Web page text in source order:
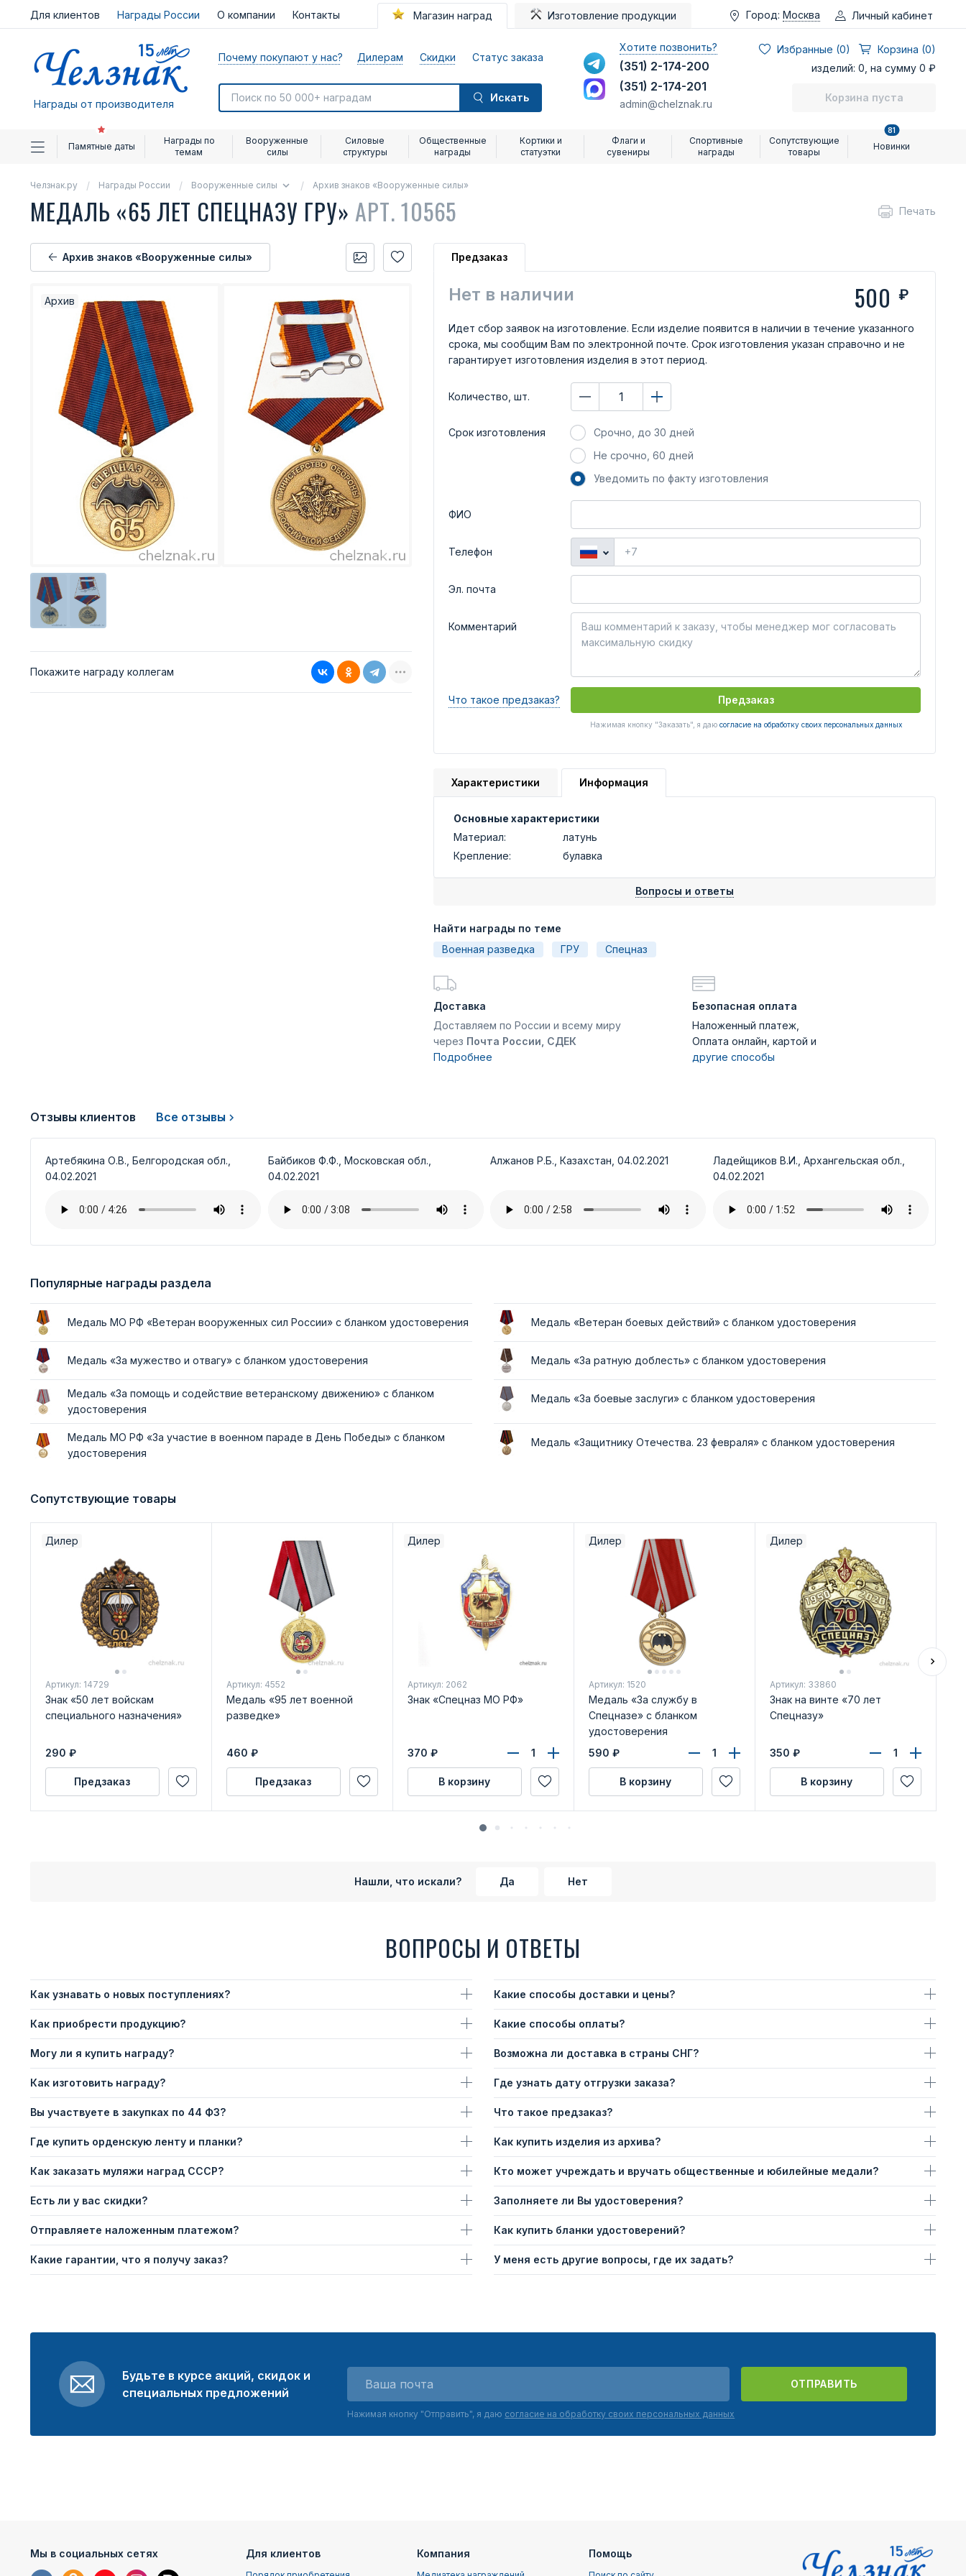
Для клиентов Награды России О компании Контакты Магазин наград Изготовление продукции Город: Москва Личный кабинет
Награды от производителя
Почему покупают у нас? Дилерам Скидки Статус заказа
Искать
Хотите позвонить?
(351) 2-174-200
(351) 2-174-201
admin@chelznak.ru
Избранные (0)
Корзина (0)
изделий: 0, на сумму 0 ₽
Корзина пуста
Памятные даты
Награды по
темам
Вооруженные
силы
Силовые
структуры
Общественные
награды
Кортики и
статуэтки
Флаги и
сувениры
Спортивные
награды
Сопутствующие
товары
Новинки
81
Челзнак.ру Награды России Вооруженные силы Архив знаков «Вооруженные силы»
МЕДАЛЬ «65 ЛЕТ СПЕЦНАЗУ ГРУ» АРТ. 10565 Печать
Архив знаков «Вооруженные силы»
Архив
Покажите награду коллегам
Предзаказ
Нет в наличии 500 ₽
Идет сбор заявок на изготовление. Если изделие появится в наличии в течение указанного
срока, мы сообщим Вам по электронной почте. Срок изготовления указан справочно и не
гарантирует изготовления изделия в этот период.
Количество, шт.
Срок изготовления
Срочно, до 30 дней
Не срочно, 60 дней
Уведомить по факту изготовления
ФИО
Телефон
Эл. почта
Комментарий
Что такое предзаказ? Предзаказ
Нажимая кнопку "Заказать", я даю согласие на обработку своих персональных данных
Характеристики Информация
Основные характеристики
Материал:
латунь
Крепление:
булавка
Вопросы и ответы
Найти награды по теме
Военная разведка
ГРУ Спецназ
Доставка
Доставляем по России и всему миру
через Почта России, СДЕК
Подробнее
Безопасная оплата
Наложенный платеж,
Оплата онлайн, картой и
другие способы
Отзывы клиентов Все отзывы
Артебякина О.В., Белгородская обл.,
04.02.2021
Байбиков Ф.Ф., Московская обл.,
04.02.2021
Алжанов Р.Б., Казахстан, 04.02.2021
Ладейщиков В.И., Архангельская обл.,
04.02.2021
Популярные награды раздела
Медаль МО РФ «Ветеран вооруженных сил России» с бланком удостоверения Медаль «Ветеран боевых действий» с бланком удостоверения
Медаль «За мужество и отвагу» с бланком удостоверения Медаль «За ратную доблесть» с бланком удостоверения
Медаль «За помощь и содействие ветеранскому движению» с бланком
удостоверения
Медаль «За боевые заслуги» с бланком удостоверения
Медаль МО РФ «За участие в военном параде в День Победы» с бланком
удостоверения
Медаль «Защитнику Отечества. 23 февраля» с бланком удостоверения
Сопутствующие товары
Дилер
Артикул: 14729
Знак «50 лет войскам
специального назначения»
290 ₽
Предзаказ
Артикул: 4552
Медаль «95 лет военной
разведке»
460 ₽
Предзаказ
Дилер
Артикул: 2062
Знак «Спецназ МО РФ»
370 ₽
В корзину
Дилер
Артикул: 1520
Медаль «За службу в
Спецназе» с бланком
удостоверения
590 ₽
В корзину
Дилер
Артикул: 33860
Знак на винте «70 лет
Спецназу»
350 ₽
В корзину
Нашли, что искали? Да Нет
ВОПРОСЫ И ОТВЕТЫ
Как узнавать о новых поступлениях?
Как приобрести продукцию?
Могу ли я купить награду?
Как изготовить награду?
Вы участвуете в закупках по 44 ФЗ?
Где купить орденскую ленту и планки?
Как заказать муляжи наград СССР?
Есть ли у вас скидки?
Отправляете наложенным платежом?
Какие гарантии, что я получу заказ?
Какие способы доставки и цены?
Какие способы оплаты?
Возможна ли доставка в страны СНГ?
Где узнать дату отгрузки заказа?
Что такое предзаказ?
Как купить изделия из архива?
Кто может учреждать и вручать общественные и юбилейные медали?
Заполняете ли Вы удостоверения?
Как купить бланки удостоверений?
У меня есть другие вопросы, где их задать?
Будьте в курсе акций, скидок и
специальных предложений
ОТПРАВИТЬ
Нажимая кнопку "Отправить", я даю согласие на обработку своих персональных данных
Мы в социальных сетях Для клиентов Компания Помощь